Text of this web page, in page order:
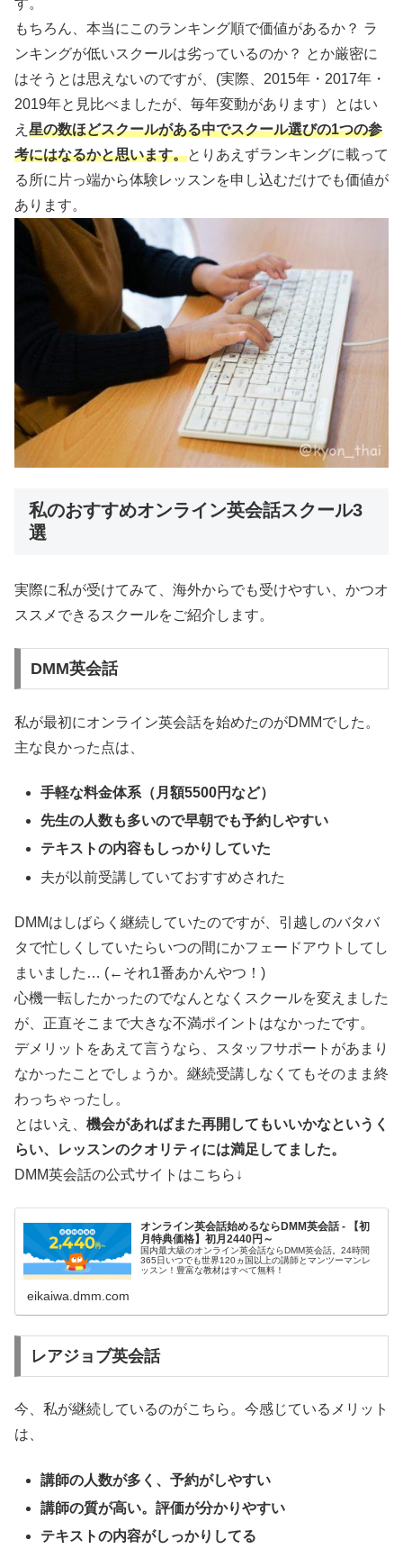
もちろん、本当にこのランキング順で価値があるか？ ラ
ンキングが低いスクールは劣っているのか？ とか厳密に
はそうとは思えないのですが、(実際、2015年・2017年・
2019年と見比べましたが、毎年変動があります）とはい
え 星の数ほどスクールがある中でスクール選びの1つの参
考にはなるかと思います。とりあえずランキングに載って
る所に片っ端から体験レッスンを申し込むだけでも価値が
あります。
私のおすすめオンライン英会話スクール3
選
実際に私が受けてみて、海外からでも受けやすい、かつオ
ススメできるスクールをご紹介します。
DMM英会話
私が最初にオンライン英会話を始めたのがDMMでした。
主な良かった点は、
手軽な料金体系（月額5500円など）
先生の人数も多いので早朝でも予約しやすい
テキストの内容もしっかりしていた
夫が以前受講していておすすめされた
DMMはしばらく継続していたのですが、引越しのバタバ
タで忙しくしていたらいつの間にかフェードアウトしてし
まいました… (←それ1番あかんやつ！)
心機一転したかったのでなんとなくスクールを変えました
が、正直そこまで大きな不満ポイントはなかったです。
デメリットをあえて言うなら、スタッフサポートがあまり
なかったことでしょうか。継続受講しなくてもそのまま終
わっちゃったし。
とはいえ、 機会があればまた再開してもいいかなというく
らい、レッスンのクオリティには満足してました。
DMM英会話の公式サイトはこちら↓
オンライン英会話始めるならDMM英会話 - 【初
月特典価格】初月2440円～
国内最大級のオンライン英会話ならDMM英会話。24時間
365日いつでも世界120ヵ国以上の講師とマンツーマンレ
ッスン！豊富な教材はすべて無料！
eikaiwa.dmm.com
レアジョブ英会話
今、私が継続しているのがこちら。今感じているメリット
は、
講師の人数が多く、予約がしやすい
講師の質が高い。評価が分かりやすい
テキストの内容がしっかりしてる